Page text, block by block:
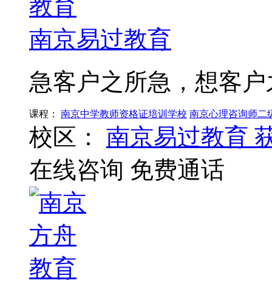
南京易过教育
急客户之所急，想客
课程： 南京中学教师资格证培训学校 南京心理咨询师二
校区： 南京易过教育
在线咨询 免费通话